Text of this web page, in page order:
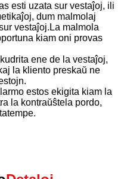
esti uzata sur vestaĵoj, ili
dum malmolaj
vestaĵoj.La malmola
kiam oni provas
ene de la vestaĵoj,
la kliento preskaŭ ne
estos ekigita kiam la
la kontraŭŝtela pordo,